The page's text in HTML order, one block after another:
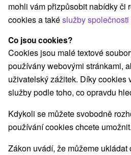
Všechny kategorie
Chaty na
Drevenice(1) Penzióny(1)
Vyberte lokalitu nebo
VŠECHNY NEJLEVNĚJŠÍ
mohli vám přizpůsobit nabídky či
cookies a takéslužby
Co jsou cookies?
Cookies jsou malé textové
používány webovými stránkami,
uživatelský zážitek. Díky cookies
služby podle toho, co opravdu
Kdykoli se můžete svobodně
používání cookies chcete umožnit.
Zákon uvádí, že můžeme ukládat